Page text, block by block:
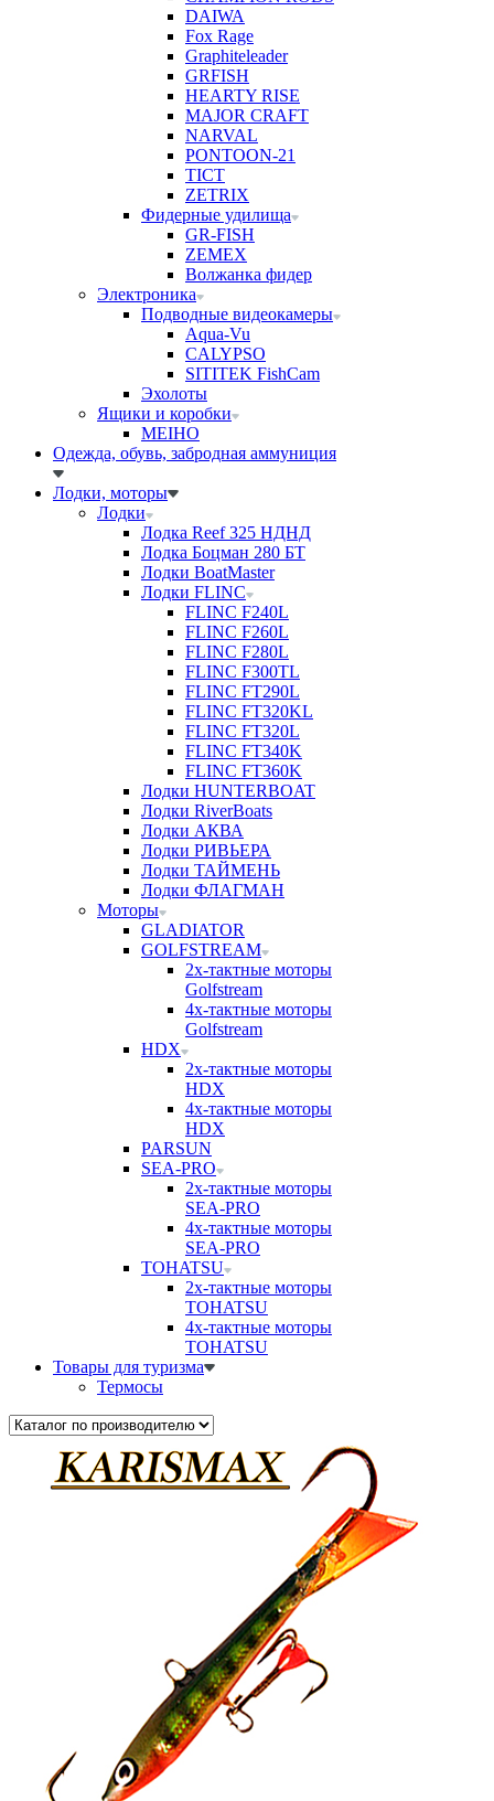
DAIWA
Fox Rage
Graphiteleader
GRFISH
HEARTY RISE
MAJOR CRAFT
NARVAL
PONTOON-21
TICT
ZETRIX
Фидерные удилища
GR-FISH
ZEMEX
Волжанка фидер
Электроника
Подводные видеокамеры
Aqua-Vu
CALYPSO
SITITEK FishCam
Эхолоты
Ящики и коробки
MEIHO
Одежда, обувь, забродная аммуниция
Лодки, моторы
Лодки
Лодка Reef 325 НДНД
Лодка Боцман 280 БТ
Лодки BoatMaster
Лодки FLINC
FLINC F240L
FLINC F260L
FLINC F280L
FLINC F300TL
FLINC FT290L
FLINC FT320KL
FLINC FT320L
FLINC FT340K
FLINC FT360K
Лодки HUNTERBOAT
Лодки RiverBoats
Лодки АКВА
Лодки РИВЬЕРА
Лодки ТАЙМЕНЬ
Лодки ФЛАГМАН
Моторы
GLADIATOR
GOLFSTREAM
2х-тактные моторы
Golfstream
4х-тактные моторы
Golfstream
HDX
2х-тактные моторы
HDX
4х-тактные моторы
HDX
PARSUN
SEA-PRO
2х-тактные моторы
SEA-PRO
4х-тактные моторы
SEA-PRO
TOHATSU
2х-тактные моторы
TOHATSU
4х-тактные моторы
TOHATSU
Товары для туризма
Термосы